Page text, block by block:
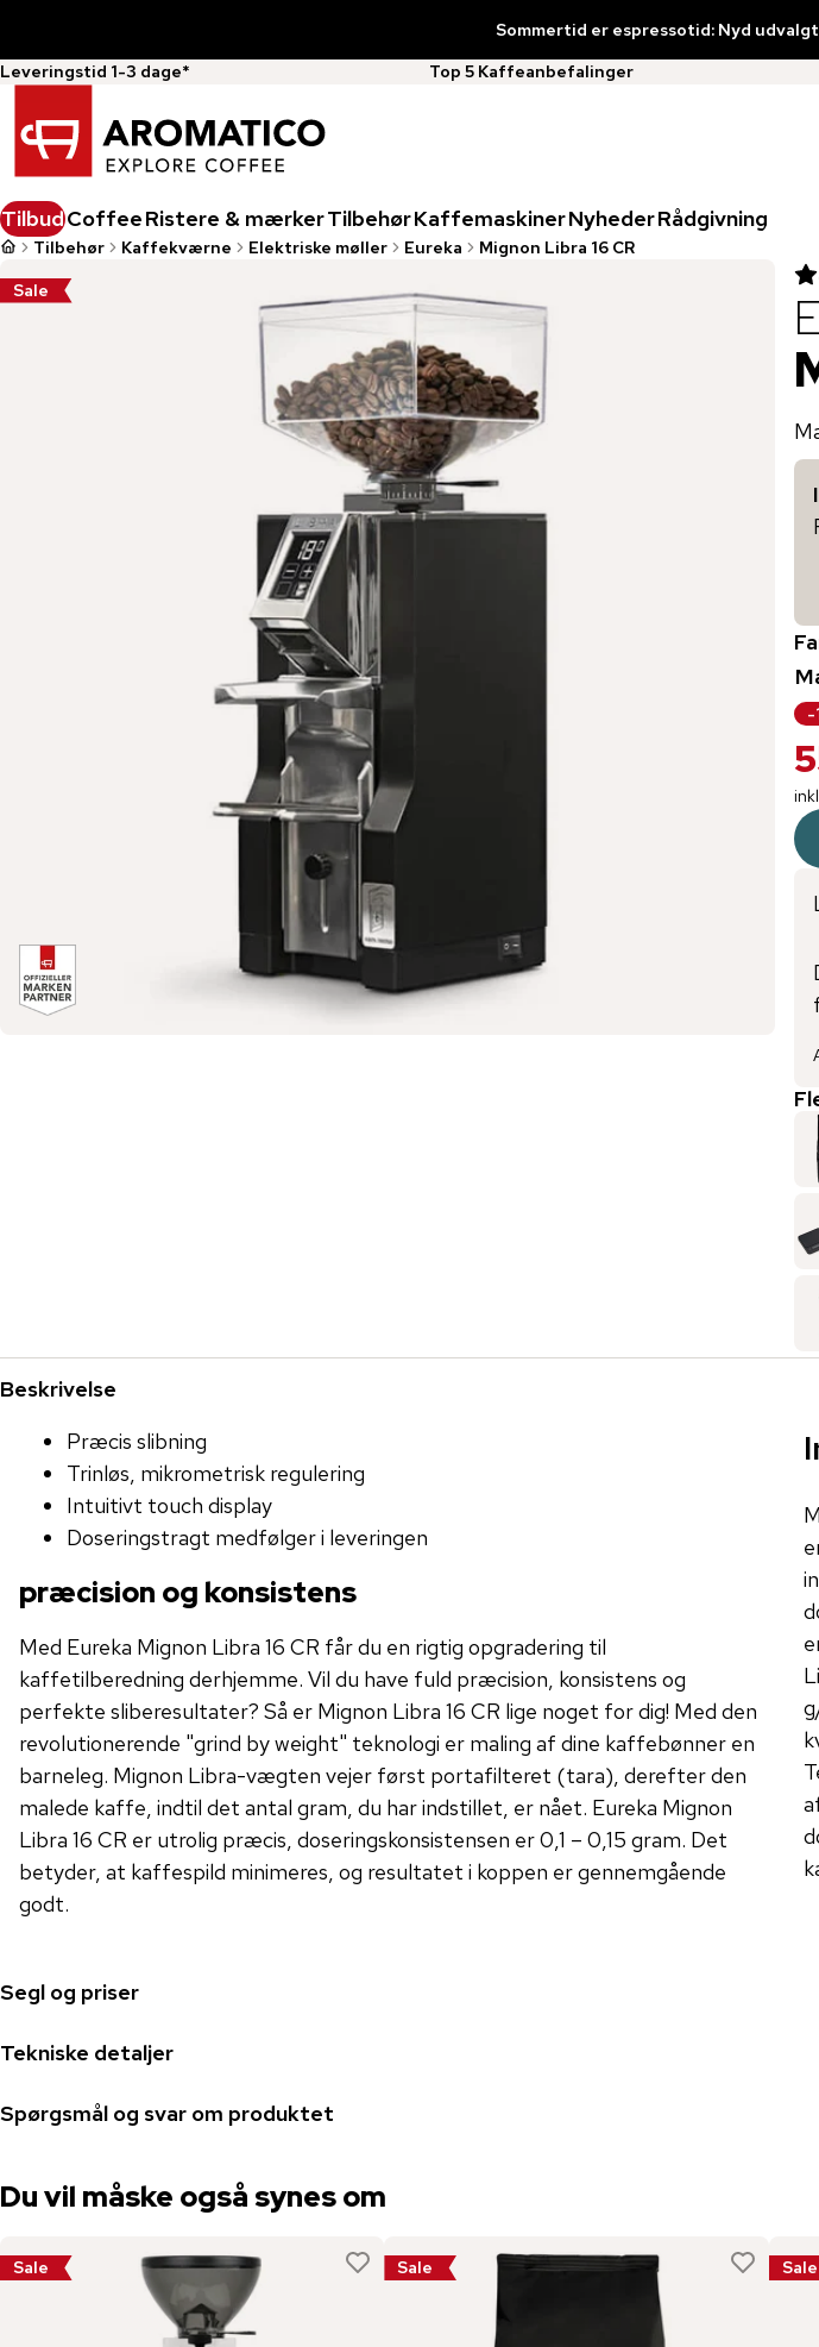
Sommertid er espressotid: Nyd
Leveringstid 1-3 dage*
Top 5 Kaffeanbefalinger
TilbudCoffeeRistere & mærkerTilbehørKaffemaskinerNyhederRådgivning
Tilbehør Kaffekværne Elektriske møller Eureka
Mignon Libra 16 CR
Sale
-
Beskrivelse
Præcis slibning
Trinløs, mikrometrisk regulering
Intuitivt touch display
Doseringstragt medfølger i leveringen
præcision og konsistens
Med Eureka Mignon Libra 16 CR får du en rigtig opgradering til
kaffetilberedning derhjemme. Vil du have fuld præcision, konsistens og
perfekte sliberesultater? Så er Mignon Libra 16 CR lige noget for dig! Med den
revolutionerende "grind by weight" teknologi er maling af dine kaffebønner en
barneleg. Mignon Libra-vægten vejer først portafilteret (tara), derefter den
malede kaffe, indtil det antal gram, du har indstillet, er nået. Eureka Mignon
Libra 16 CR er utrolig præcis, doseringskonsistensen er 0,1 – 0,15 gram. Det
betyder, at kaffespild minimeres, og resultatet i koppen er gennemgående
godt.
Segl og priser
Tekniske detaljer
Spørgsmål og svar om produktet
Du vil måske også synes om
Sale Sale Sale